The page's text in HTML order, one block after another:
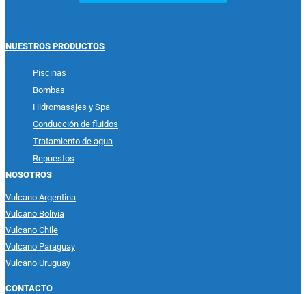
NUESTROS PRODUCTOS
Piscinas
Bombas
Hidromasajes y Spa
Conducción de fluidos
Tratamiento de agua
Repuestos
NOSOTROS
Vulcano Argentina
Vulcano Bolivia
Vulcano Chile
Vulcano Paraguay
Vulcano Uruguay
CONTACTO